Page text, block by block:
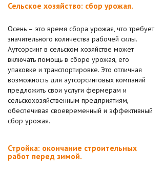
Сельское хозяйство: сбор урожая.
Осень – это время сбора урожая, что требует
значительного количества рабочей силы.
Аутсорсинг в сельском хозяйстве может
включать помощь в сборе урожая, его
упаковке и транспортировке. Это отличная
возможность для аутсорсинговых компаний
предложить свои услуги фермерам и
сельскохозяйственным предприятиям,
обеспечивая своевременный и эффективный
сбор урожая.
Стройка: окончание строительных
работ перед зимой.